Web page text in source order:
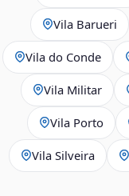
Vila Barueri
Vila do Conde
Vila Militar
Vila Porto
Vila Silveira